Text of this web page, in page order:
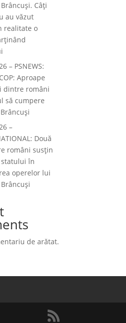
Câți
au văzut
realitate o
– PSNEWS:
Aproape
dintre români
să cumpere
–
Două
români susțin
în
operelor lui
de arătat.